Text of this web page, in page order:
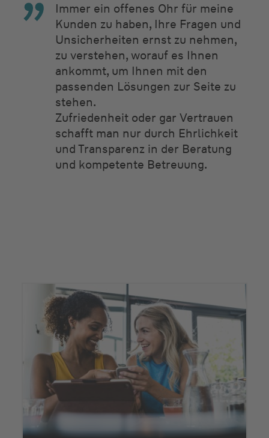
Immer ein offenes Ohr für meine
Kunden zu haben, Ihre Fragen und
Unsicherheiten ernst zu nehmen,
zu verstehen, worauf es Ihnen
ankommt, um Ihnen mit den
passenden Lösungen zur Seite zu
stehen.
Zufriedenheit oder gar Vertrauen
schafft man nur durch Ehrlichkeit
und Transparenz in der Beratung
und kompetente Betreuung.